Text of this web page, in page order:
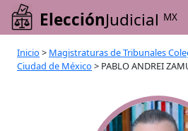
ElecciónJudicial MX
Inicio > Magistraturas de Tribunales
Ciudad de México > PABLO ANDREI